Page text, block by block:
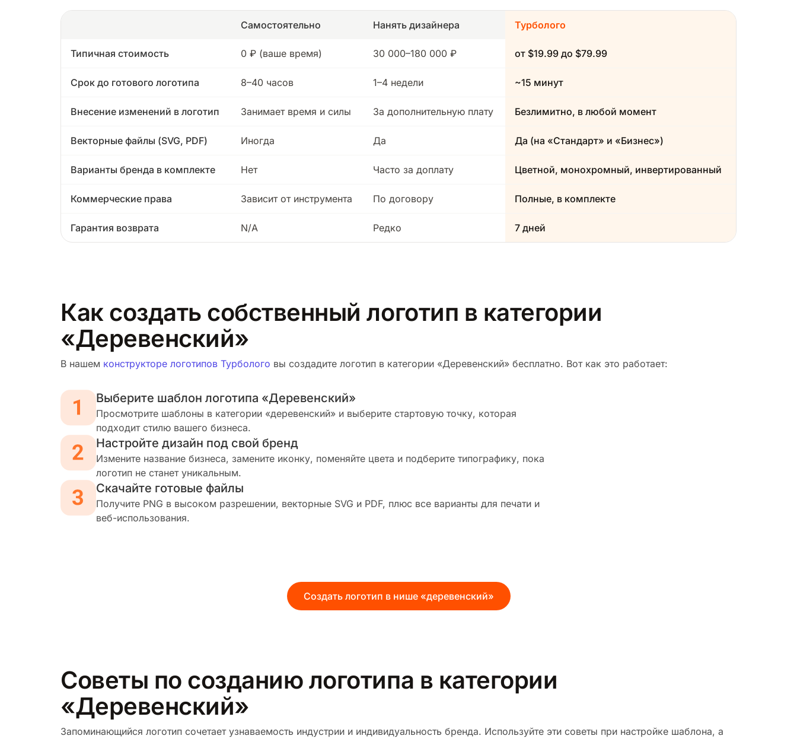
Самостоятельно Нанять дизайнера Турболого
Типичная стоимость 0 ₽ (ваше время) 30 000–180 000 ₽ от $19.99 до $79.99
Срок до готового логотипа 8–40 часов 1–4 недели ~15 минут
Внесение изменений в логотип Занимает время и силы За дополнительную плату Безлимитно, в любой момент
Векторные файлы (SVG, PDF) Иногда Да Да (на «Стандарт» и «Бизнес»)
Варианты бренда в комплекте Нет Часто за доплату Цветной, монохромный, инвертированный
Коммерческие права Зависит от инструмента По договору Полные, в комплекте
Гарантия возврата N/A Редко 7 дней
Как создать собственный логотип в категории
«Деревенский»
В нашем конструкторе логотипов Турболого вы создадите логотип в категории «Деревенский» бесплатно. Вот как это работает:
Выберите шаблон логотипа «Деревенский»
Просмотрите шаблоны в категории «деревенский» и выберите стартовую точку, которая
подходит стилю вашего бизнеса.
Настройте дизайн под свой бренд
Измените название бизнеса, замените иконку, поменяйте цвета и подберите типографику, пока
логотип не станет уникальным.
Скачайте готовые файлы
Получите PNG в высоком разрешении, векторные SVG и PDF, плюс все варианты для печати и
веб-использования.
Создать логотип в нише «деревенский»
Советы по созданию логотипа в категории
«Деревенский»
Запоминающийся логотип сочетает узнаваемость индустрии и индивидуальность бренда. Используйте эти советы при настройке шаблона, а